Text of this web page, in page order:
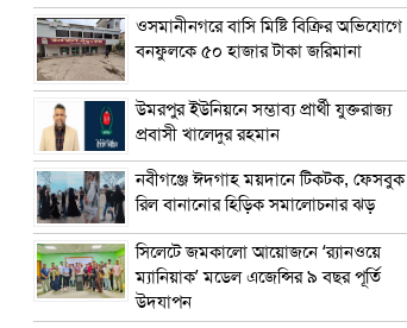
ওসমানীনগরে বাসি মিষ্টি বিক্রির অভিযোগে
বনফুলকে ৫০ হাজার টাকা জরিমানা
উমরপুর ইউনিয়নে সম্ভাব্য প্রার্থী যুক্তরাজ্য
প্রবাসী খালেদুর রহমান
নবীগঞ্জে ঈদগাহ ময়দানে টিকটক, ফেসবুক
রিল বানানোর হিড়িক সমালোচনার ঝড়
সিলেটে জমকালো আয়োজনে ‘র‍্যানওয়ে
ম্যানিয়াক’ মডেল এজেন্সির ৯ বছর পূর্তি
উদযাপন